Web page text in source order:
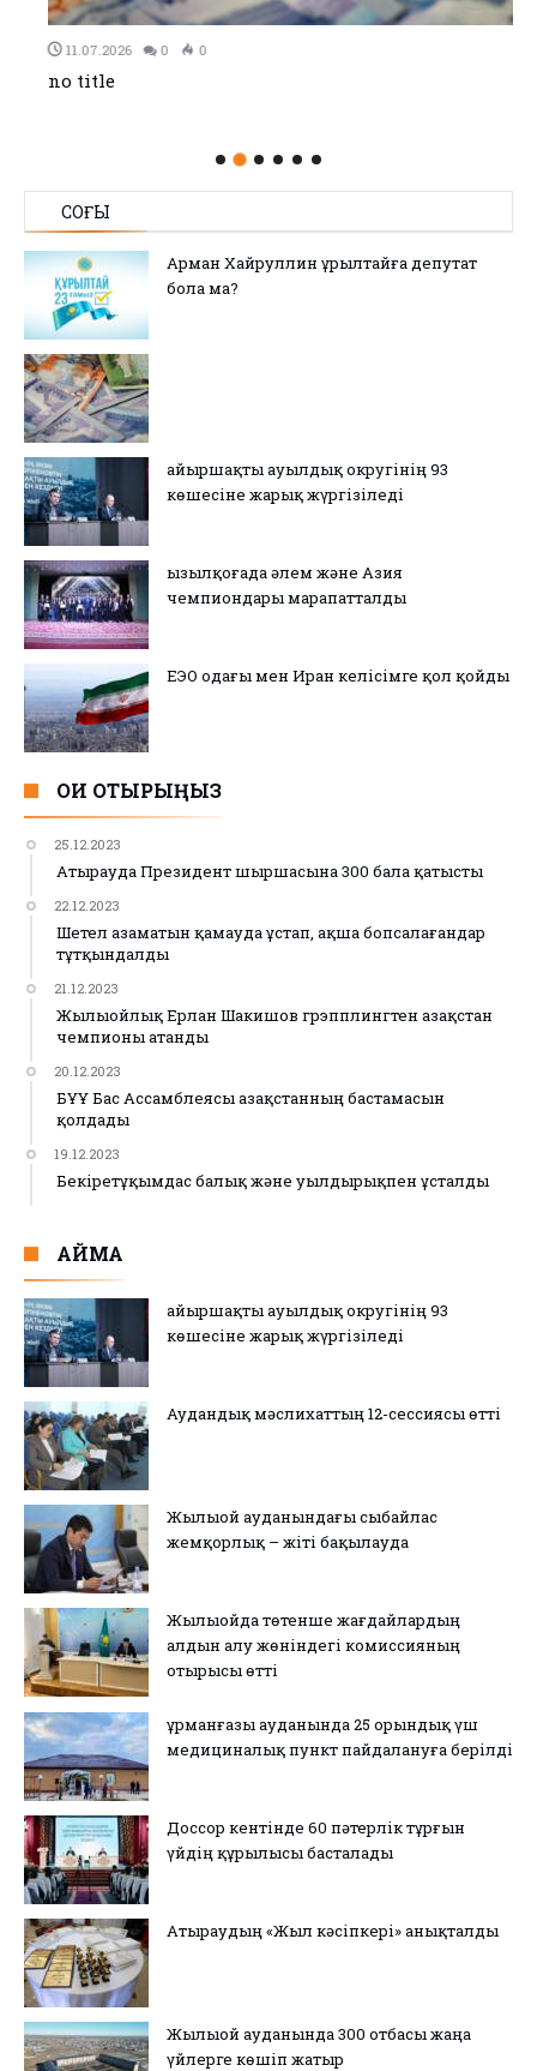
11.07.2026 0 0
no title
СОҢҒЫ
Арман Хайруллин Құрылтайға депутат
бола ма?
Қайыршақты ауылдық округінің 93
көшесіне жарық жүргізіледі
Қызылқоғада әлем және Азия
чемпиондары марапатталды
ЕЭО одағы мен Иран келісімге қол қойды
ОҚИ ОТЫРЫҢЫЗ
25.12.2023
Атырауда Президент шыршасына 300 бала қатысты
22.12.2023
Шетел азаматын қамауда ұстап, ақша бопсалағандар
тұтқындалды
21.12.2023
Жылыойлық Ерлан Шакишов грэпплингтен Қазақстан
чемпионы атанды
20.12.2023
БҰҰ Бас Ассамблеясы Қазақстанның бастамасын
қолдады
19.12.2023
Бекіретұқымдас балық және уылдырықпен ұсталды
АЙМАҚ
Қайыршақты ауылдық округінің 93
көшесіне жарық жүргізіледі
Аудандық мәслихаттың 12-сессиясы өтті
Жылыой ауданындағы сыбайлас
жемқорлық – жіті бақылауда
Жылыойда төтенше жағдайлардың
алдын алу жөніндегі комиссияның
отырысы өтті
Құрманғазы ауданында 25 орындық үш
медициналық пункт пайдалануға берілді
Доссор кентінде 60 пәтерлік тұрғын
үйдің құрылысы басталады
Атыраудың «Жыл кәсіпкері» анықталды
Жылыой ауданында 300 отбасы жаңа
үйлерге көшіп жатыр